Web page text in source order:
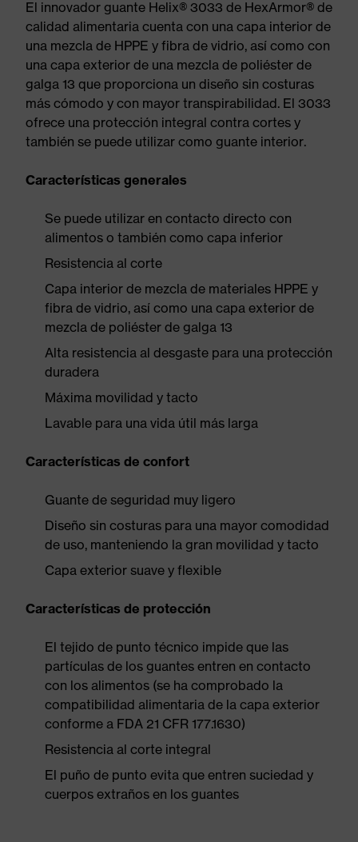
El innovador guante Helix® 3033 de HexArmor® de
calidad alimentaria cuenta con una capa interior de
una mezcla de HPPE y fibra de vidrio, así como con
una capa exterior de una mezcla de poliéster de
galga 13 que proporciona un diseño sin costuras
más cómodo y con mayor transpirabilidad. El 3033
ofrece una protección integral contra cortes y
también se puede utilizar como guante interior.
Características generales
Se puede utilizar en contacto directo con
alimentos o también como capa inferior
Resistencia al corte
Capa interior de mezcla de materiales HPPE y
fibra de vidrio, así como una capa exterior de
mezcla de poliéster de galga 13
Alta resistencia al desgaste para una protección
duradera
Máxima movilidad y tacto
Lavable para una vida útil más larga
Características de confort
Guante de seguridad muy ligero
Diseño sin costuras para una mayor comodidad
de uso, manteniendo la gran movilidad y tacto
Capa exterior suave y flexible
Características de protección
El tejido de punto técnico impide que las
partículas de los guantes entren en contacto
con los alimentos (se ha comprobado la
compatibilidad alimentaria de la capa exterior
conforme a FDA 21 CFR 177.1630)
Resistencia al corte integral
El puño de punto evita que entren suciedad y
cuerpos extraños en los guantes